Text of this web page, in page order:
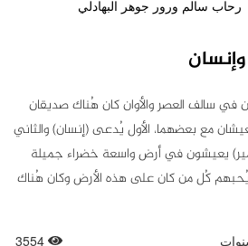
رحاب سالم ورور جوهر البهادلي
في سالف العصر والأوان كان هُناك صديقان
مع بعضهما، الأول يُدعى (إنسان) والثاني
يعيشون في أرض واسعة خضراء جميلة
كُل من كان على هذه الأرض وكان هُناك
(خبيث)! وكان يكرهُ أن يرى الأصدقاء
متفاهمين. كان ماكراً... ففكّر في حيلة
3554